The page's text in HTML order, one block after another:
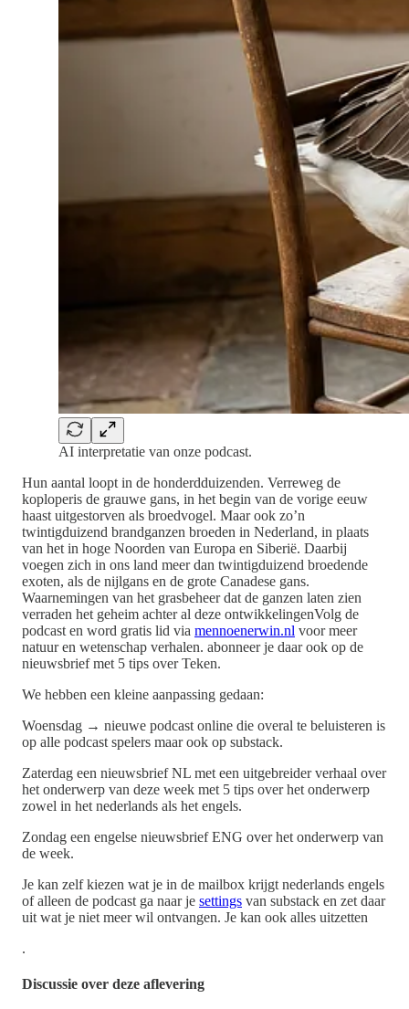
AI interpretatie van onze podcast.
Hun aantal loopt in de honderdduizenden. Verreweg de
koploperis de grauwe gans, in het begin van de vorige eeuw
haast uitgestorven als broedvogel. Maar ook zo’n
twintigduizend brandganzen broeden in Nederland, in plaats
van het in hoge Noorden van Europa en Siberië. Daarbij
voegen zich in ons land meer dan twintigduizend broedende
exoten, als de nijlgans en de grote Canadese gans.
Waarnemingen van het grasbeheer dat de ganzen laten zien
verraden het geheim achter al deze ontwikkelingenVolg de
podcast en word gratis lid via mennoenerwin.nl voor meer
natuur en wetenschap verhalen. abonneer je daar ook op de
nieuwsbrief met 5 tips over Teken.
We hebben een kleine aanpassing gedaan:
Woensdag → nieuwe podcast online die overal te beluisteren is
op alle podcast spelers maar ook op substack.
Zaterdag een nieuwsbrief NL met een uitgebreider verhaal over
het onderwerp van deze week met 5 tips over het onderwerp
zowel in het nederlands als het engels.
Zondag een engelse nieuwsbrief ENG over het onderwerp van
de week.
Je kan zelf kiezen wat je in de mailbox krijgt nederlands engels
of alleen de podcast ga naar je settings van substack en zet daar
uit wat je niet meer wil ontvangen. Je kan ook alles uitzetten
.
Discussie over deze aflevering